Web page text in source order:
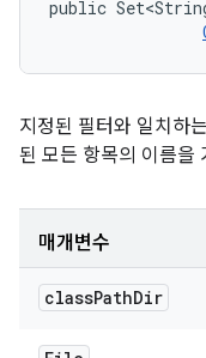
public
지정된 필터와 일치하
된 모든 항목의 이름을
매개변수
classPathDir